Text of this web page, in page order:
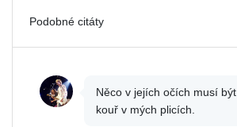
Podobné citáty
Něco v jejích očích musí být
kouř v mých plicích.